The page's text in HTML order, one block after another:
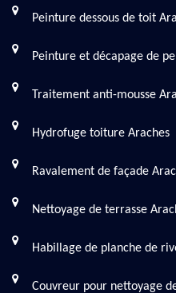
Peinture dessous de toit
Peinture et décapage de
Traitement anti-mousse
Hydrofuge toiture Araches
Ravalement de façade
Nettoyage de terrasse
Habillage de planche de
Couvreur pour nettoyage